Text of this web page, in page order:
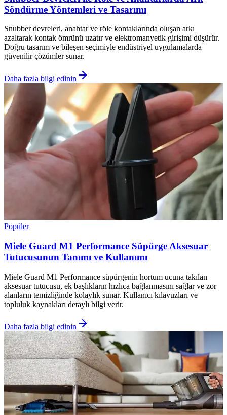
Söndürme Yöntemleri ve Tasarımı
Snubber devreleri, anahtar ve röle kontaklarında oluşan arkı
azaltarak kontak ömrünü uzatır ve elektromanyetik girişimi düşürür.
Doğru tasarım ve bileşen seçimiyle endüstriyel uygulamalarda
güvenilir çözümler sunar.
Daha fazla bilgi edinin
Popüler
Miele Guard M1 Performance Süpürge Aksesuar
Tutucusunun Tanımı ve Kullanımı
Miele Guard M1 Performance süpürgenin hortum ucuna takılan
aksesuar tutucusu, ek başlıkların hızlıca bağlanmasını sağlar ve zor
alanların temizliğinde kolaylık sunar. Kullanıcı kılavuzları ve
topluluk kaynakları detaylı bilgi verir.
Daha fazla bilgi edinin